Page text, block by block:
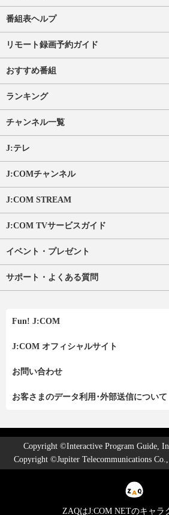
番組表ヘルプ
リモート録画予約ガイド
おすすめ番組
ランキング
チャンネル一覧
J:テレ
J:COMチャンネル
J:COM STREAM
J:COM TVサービスガイド
イベント・プレゼント
サポート・よくある質問
Fun! J:COM
J:COM オフィシャルサイト
お問い合わせ
お客さまのデータ利用･外部送信について
Copyright ©Interactive Program Guide,
Copyright ©Jupiter Telecommunications
ZAQはJ:COM NETのキャラ